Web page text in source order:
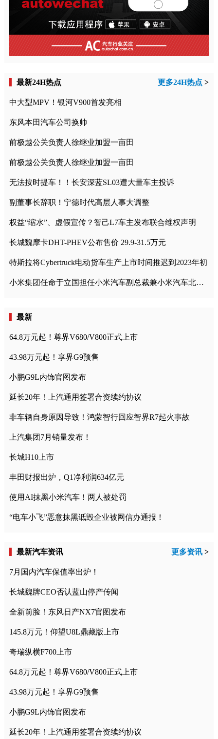
最新24H热点 更多24H热点 >
中大型MPV！银河V900首发亮相
东风本田汽车公司换帅
前极越公关负责人徐继业加盟一亩田
前极越公关负责人徐继业加盟一亩田
无法按时提车！！长安深蓝SL03遭大量车主投诉
副董事长辞职！宁德时代高层人事大调整
权益“缩水”、虚假宣传？智己L7车主发布联合维权声明
长城魏摩卡DHT-PHEV公布售价 29.9-31.5万元
特斯拉将Cybertruck电动货车生产上市时间推迟到2023年初
小米集团任命于立国担任小米汽车副总裁兼小米汽车北京总部政委
最新
64.8万元起！尊界V680/V800正式上市
43.98万元起！享界G9预售
小鹏G9L内饰官图发布
延长20年！上汽通用签署合资续约协议
非车辆自身原因导致！鸿蒙智行回应智界R7起火事故
上汽集团7月销量发布！
长城H10上市
丰田财报出炉，Q1净利润634亿元
使用AI抹黑小米汽车！两人被处罚
“电车小飞”恶意抹黑诋毁企业被网信办通报！
最新汽车资讯 更多资讯 >
7月国内汽车保值率出炉！
长城魏牌CEO否认蓝山停产传闻
全新前脸！东风日产NX7官图发布
145.8万元！仰望U8L鼎藏版上市
奇瑞纵横F700上市
64.8万元起！尊界V680/V800正式上市
43.98万元起！享界G9预售
小鹏G9L内饰官图发布
延长20年！上汽通用签署合资续约协议